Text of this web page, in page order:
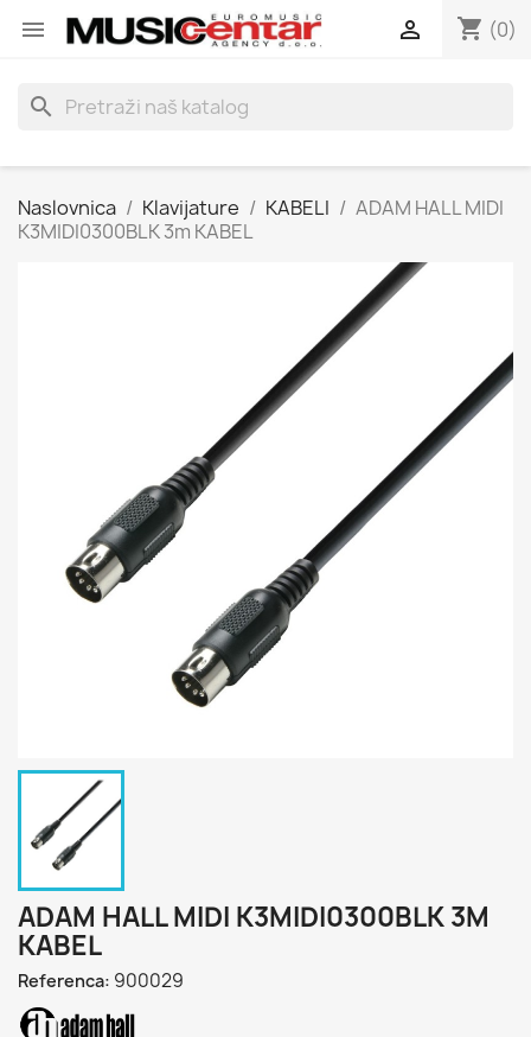
 shopping_cart (0)

search
Naslovnica Klavijature KABELI
ADAM HALL MIDI
K3MIDI0300BLK 3m KABEL
ADAM HALL MIDI K3MIDI0300BLK 3M
KABEL
Referenca: 900029